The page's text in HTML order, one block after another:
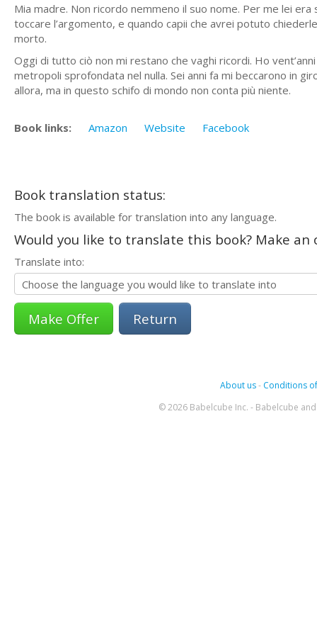
Mia madre. Non ricordo nemmeno il suo nome. Per me lei
toccare l’argomento, e quando capii che avrei potuto
morto.
Oggi di tutto ciò non mi restano che vaghi ricordi. Ho
metropoli sprofondata nel nulla. Sei anni fa mi beccarono in
allora, ma in questo schifo di mondo non conta più niente.
Book links: Amazon Website Facebook
Book translation status:
The book is available for translation into any language.
Would you like to translate this book? Make
Translate into:
Return
About us- Conditions
© 2026 Babelcube Inc. - Babelcube